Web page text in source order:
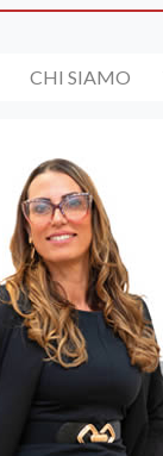
CHI SIAMO